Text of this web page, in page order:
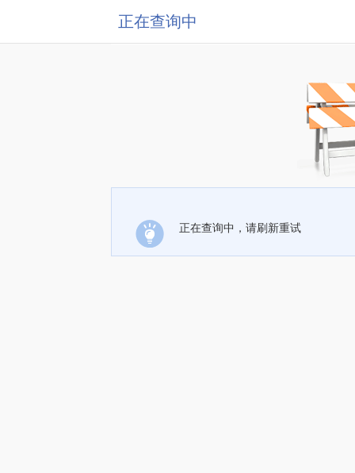
正在查询中
正在查询中，请刷新重试